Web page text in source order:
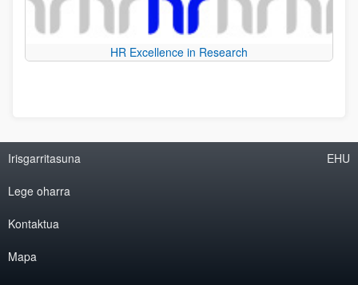
HR Excellence in Research
Irisgarritasuna
Lege oharra
Kontaktua
Mapa
EHU